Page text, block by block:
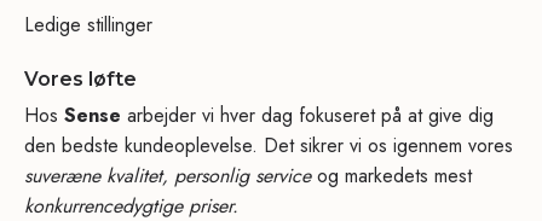
Ledige stillinger
Vores løfte
Hos Sense arbejder vi hver dag fokuseret på at give dig
den bedste kundeoplevelse. Det sikrer vi os igennem vores
suveræne kvalitet, personlig serviceog markedets mest
konkurrencedygtige priser.